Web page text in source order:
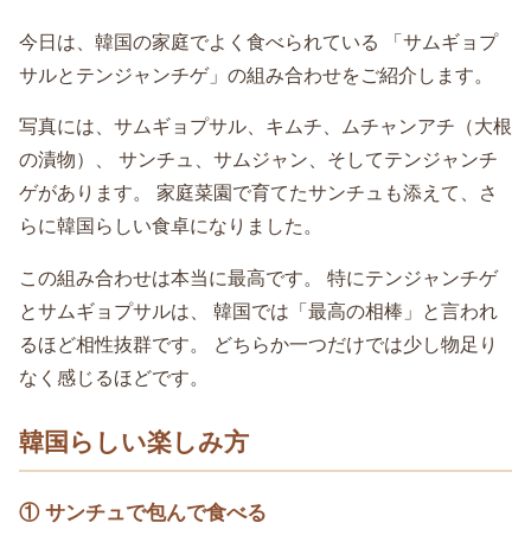
今日は、韓国の家庭でよく食べられている 「サムギョプ
サルとテンジャンチゲ」の組み合わせをご紹介します。
写真には、サムギョプサル、キムチ、ムチャンアチ（大根
の漬物）、 サンチュ、サムジャン、そしてテンジャンチ
ゲがあります。 家庭菜園で育てたサンチュも添えて、さ
らに韓国らしい食卓になりました。
この組み合わせは本当に最高です。 特にテンジャンチゲ
とサムギョプサルは、 韓国では「最高の相棒」と言われ
るほど相性抜群です。 どちらか一つだけでは少し物足り
なく感じるほどです。
韓国らしい楽しみ方
① サンチュで包んで食べる